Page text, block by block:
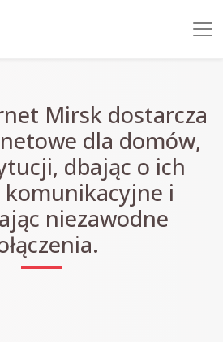
Mirsk dostarcza
dla domów,
dbając o ich
i
niezawodne